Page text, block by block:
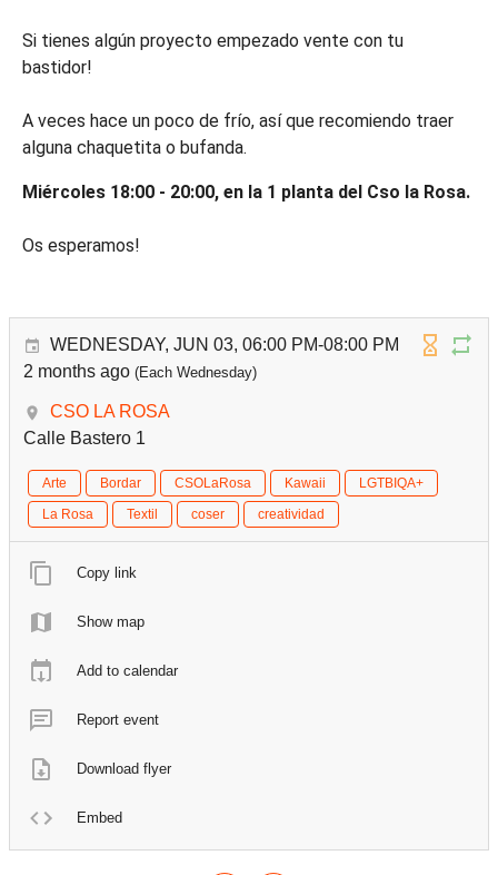
Si tienes algún proyecto empezado vente con tu
bastidor!
A veces hace un poco de frío, así que recomiendo traer
alguna chaquetita o bufanda.
Miércoles 18:00 - 20:00, en la 1 planta del Cso la Rosa.
Os esperamos!
WEDNESDAY, JUN 03, 06:00 PM-08:00 PM
2 months ago (Each Wednesday)
CSO LA ROSA
Calle Bastero 1
Arte Bordar CSOLaRosa Kawaii
LGTBIQA+
La Rosa
Textil coser creatividad
Copy link
Show map
Add to calendar
Report event
Download flyer
Embed